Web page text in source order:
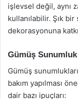
işlevsel değil, aynı
kullanılabilir. Şık
dekorasyonuna
Gümüş Sunumluk
Gümüş
bakım yapılması
dair bazı ipuçları: